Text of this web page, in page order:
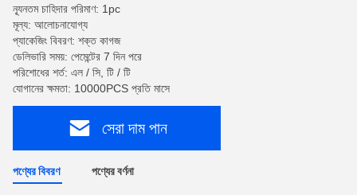
ন্যূনতম চাহিদার পরিমাণ: 1pc
মূল্য: আলোচনাযোগ্য
প্যাকেজিং বিবরণ: শক্ত কাগজ
ডেলিভারি সময়: পেমেন্টের 7 দিন পরে
পরিশোধের শর্ত: এল / সি, টি / টি
যোগানের ক্ষমতা: 10000PCS প্রতি মাসে
সেরা দাম পান
পণ্যের বিবরণ পণ্যের বর্ণনা